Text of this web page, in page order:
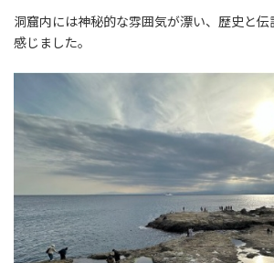
洞窟内には神秘的な雰囲気が漂い、歴史と
感じました。